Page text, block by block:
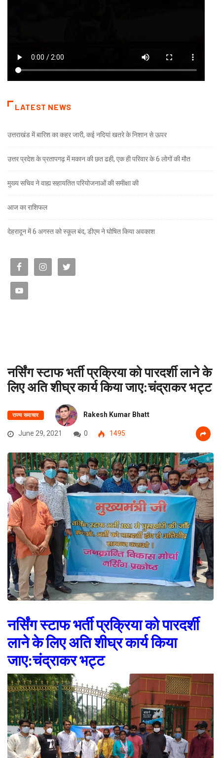
LATEST NEWS
उत्तराखंड में बारिश का कहर जारी, कई नदियां खतरे के निशान से ऊपर
उत्तर प्रदेश के प्रतापगढ़ में मकान की छत ढही, एक ही परिवार के 6 लोगों की मौत
मुख्य सचिव ने वाह्य सहायतित परियोजनाओं की समीक्षा की
आज का राशिफल
देहरादून में 6 अगस्त को स्कूल बंद, डीएम ने घोषित किया अवकाश
नर्सिंग स्टाफ भर्ती प्रक्रिया को पारदर्शी लाने के
लिए अति शीघ्र कार्य किया जाए:चंद्राकर भट्ट
राज्य समाचार Rakesh Kumar Bhatt
June 29, 2021 0 1495
नर्सिंग स्टाफ भर्ती प्रक्रिया को पारदर्शी
लाने के लिए अति शीघ्र कार्य किया
जाए:चंद्राकर भट्ट